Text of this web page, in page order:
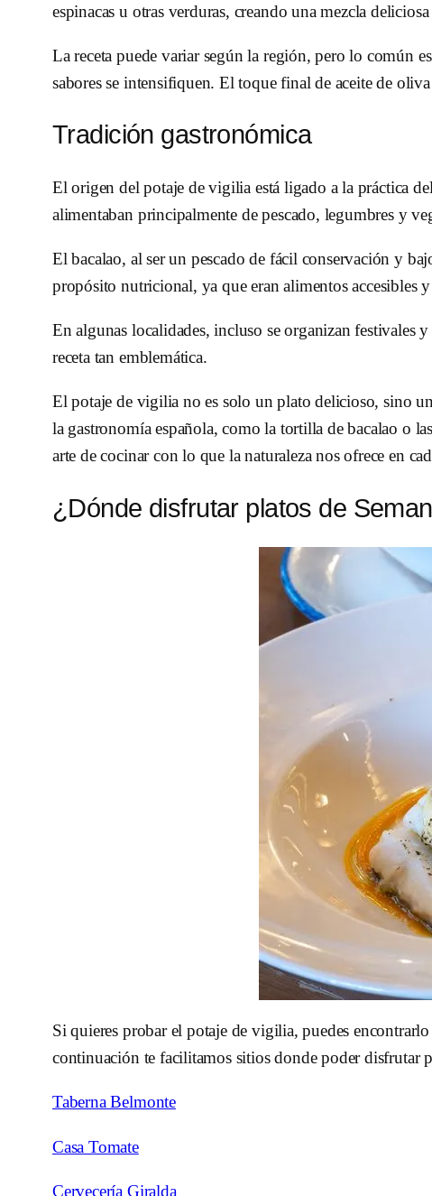
espinacas u otras verduras, creando una mezcla
La receta puede variar según la región, pero lo común
sabores se intensifiquen. El toque final de aceite de
Tradición gastronómica
El origen del potaje de vigilia está ligado a la práctica
alimentaban principalmente de pescado, legumbres y
El bacalao, al ser un pescado de fácil conservación y
propósito nutricional, ya que eran alimentos accesibles
En algunas localidades, incluso se organizan festivales
receta tan emblemática.
El potaje de vigilia no es solo un plato delicioso, sino
la gastronomía española, como la tortilla de bacalao o
arte de cocinar con lo que la naturaleza nos ofrece en
¿Dónde disfrutar platos de
Si quieres probar el potaje de vigilia, puedes
continuación te facilitamos sitios donde poder disfrutar
Taberna Belmonte
Casa Tomate
Cervecería Giralda